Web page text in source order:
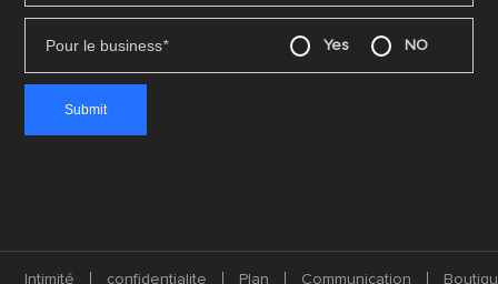
Pour le business* Yes NO
Intimité confidentialite Plan Communication